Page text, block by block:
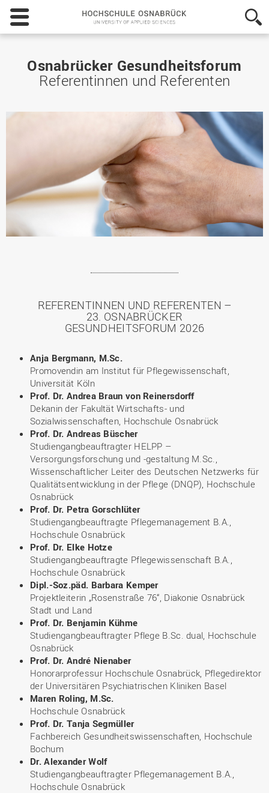
Hochschule
Osnabrück
-
Applied
Sciences
Osnabrücker Gesundheitsforum
Referentinnen und Referenten
REFERENTINNEN UND REFERENTEN –
23. OSNABRÜCKER
GESUNDHEITSFORUM 2026
Anja Bergmann, M.Sc.
Promovendin am Institut für Pflegewissenschaft,
Universität Köln
Prof. Dr. Andrea Braun von Reinersdorff
Dekanin der Fakultät Wirtschafts- und
Sozialwissenschaften, Hochschule Osnabrück
Prof. Dr. Andreas Büscher
Studiengangbeauftragter HELPP –
Versorgungsforschung und -gestaltung M.Sc.,
Wissenschaftlicher Leiter des Deutschen Netzwerks für
Qualitätsentwicklung in der Pflege (DNQP), Hochschule
Osnabrück
Prof. Dr. Petra Gorschlüter
Studiengangbeauftragte Pflegemanagement B.A.,
Hochschule Osnabrück
Prof. Dr. Elke Hotze
Studiengangbeauftragte Pflegewissenschaft B.A.,
Hochschule Osnabrück
Dipl.-Soz.päd. Barbara Kemper
Projektleiterin „Rosenstraße 76“, Diakonie Osnabrück
Stadt und Land
Prof. Dr. Benjamin Kühme
Studiengangbeauftragter Pflege B.Sc. dual, Hochschule
Osnabrück
Prof. Dr. André Nienaber
Honorarprofessur Hochschule Osnabrück, Pflegedirektor
der Universitären Psychiatrischen Kliniken Basel
Maren Roling, M.Sc.
Hochschule Osnabrück
Prof. Dr. Tanja Segmüller
Fachbereich Gesundheitswissenschaften, Hochschule
Bochum
Dr. Alexander Wolf
Studiengangbeauftragter Pflegemanagement B.A.,
Hochschule Osnabrück